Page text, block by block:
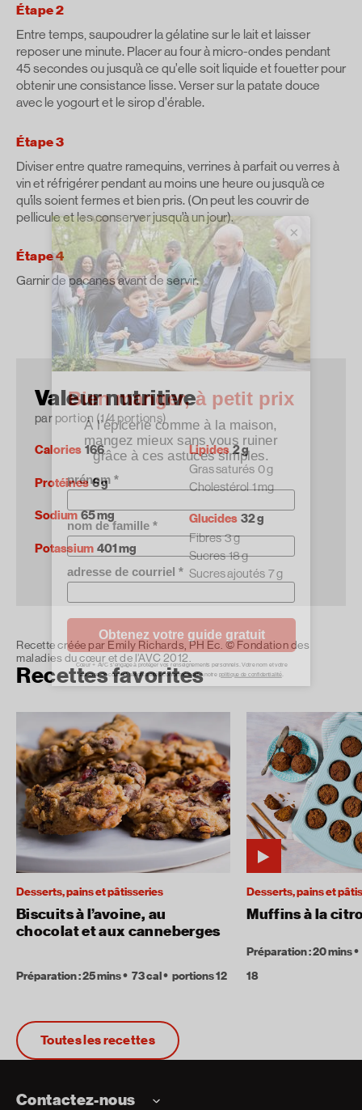
Étape 2
Entre temps, saupoudrer la gélatine sur le lait et laisser
reposer une minute. Placer au four à micro-ondes pendant
45 secondes ou jusqu’à ce qu’elle soit liquide et fouetter pour
obtenir une consistance lisse. Verser sur la patate douce
avec le yogourt et le sirop d’érable.
Étape 3
Diviser entre quatre ramequins, verrines à parfait ou verres à
vin et réfrigérer pendant au moins une heure ou jusqu’à ce
qu’ils soient fermes et bien pris. (On peut les couvrir de
pellicule et les conserver jusqu’à un jour).
Étape 4
Garnir de pacanes avant de servir.
Valeur nutritive
par portion (1/4 portions)
Calories 166
Protéines6 g
Sodium65 mg
Potassium 401 mg
Lipides2 g
Gras saturés 0 g
Cholestérol 1 mg
Glucides 32 g
Fibres 3 g
Sucres 18 g
Sucres ajoutés 7 g
Recette créée par Emily Richards, PH Ec. © Fondation des
maladies du cœur et de l’AVC 2012.
Recettes favorites
Desserts, pains et pâtisseries
Biscuits à l’avoine, au
chocolat et aux canneberges
Préparation : 25 mins 73 cal portions 12
Desserts, pains et
Muffins à la
Préparation : 20 mins
18
Toutes les recettes
Contactez-nous
×